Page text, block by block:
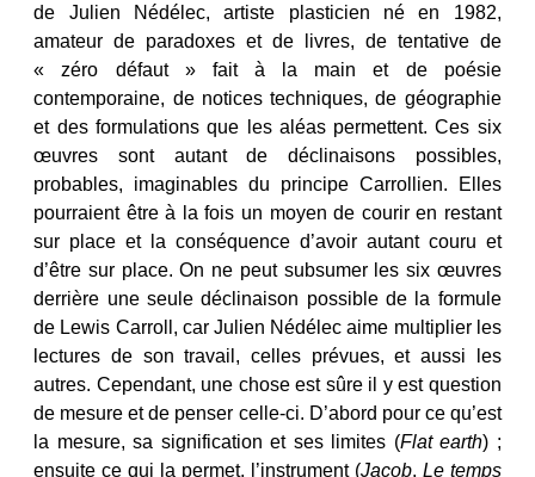
de Julien Nédélec, artiste plasticien né en 1982,
amateur de paradoxes et de livres, de tentative de
« zéro défaut » fait à la main et de poésie
contemporaine, de notices techniques, de géographie
et des formulations que les aléas permettent. Ces six
œuvres sont autant de déclinaisons possibles,
probables, imaginables du principe Carrollien. Elles
pourraient être à la fois un moyen de courir en restant
sur place et la conséquence d’avoir autant couru et
d’être sur place. On ne peut subsumer les six œuvres
derrière une seule déclinaison possible de la formule
de Lewis Carroll, car Julien Nédélec aime multiplier les
lectures de son travail, celles prévues, et aussi les
autres. Cependant, une chose est sûre il y est question
de mesure et de penser celle-ci. D’abord pour ce qu’est
la mesure, sa signification et ses limites (Flat earth) ;
ensuite ce qui la permet, l’instrument (Jacob, Le temps